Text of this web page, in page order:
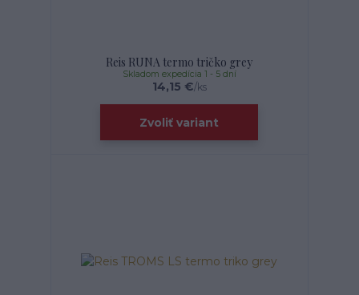
Reis RUNA termo tričko grey
14,15 €/ks
Skladom expedícia 1 - 5 dní
Zvoliť variant